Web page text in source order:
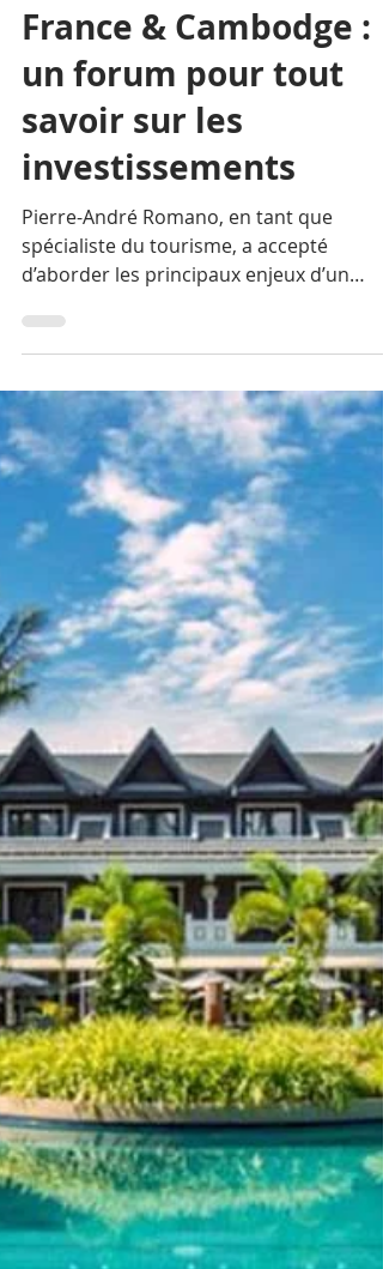
Rémi Abad
12 mai 2022
5 min de lecture
France & Cambodge :
un forum pour tout
savoir sur les
investissements
Pierre-André Romano, en tant que
spécialiste du tourisme, a accepté
d’aborder les principaux enjeux d’un
secteur très impacté par la crise.